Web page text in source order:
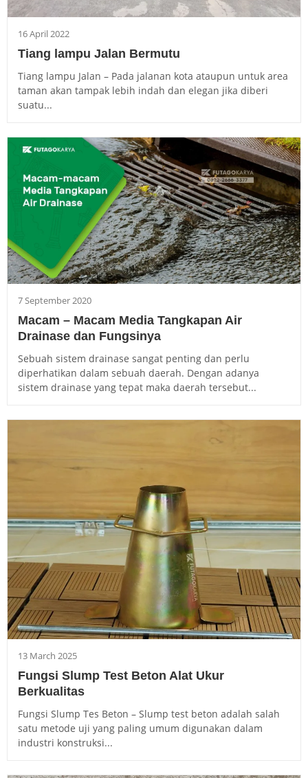
16 April 2022
Tiang lampu Jalan Bermutu
Tiang lampu Jalan – Pada jalanan kota ataupun untuk area
taman akan tampak lebih indah dan elegan jika diberi
suatu...
7 September 2020
Macam – Macam Media Tangkapan Air
Drainase dan Fungsinya
Sebuah sistem drainase sangat penting dan perlu
diperhatikan dalam sebuah daerah. Dengan adanya
sistem drainase yang tepat maka daerah tersebut...
13 March 2025
Fungsi Slump Test Beton Alat Ukur
Berkualitas
Fungsi Slump Tes Beton – Slump test beton adalah salah
satu metode uji yang paling umum digunakan dalam
industri konstruksi...